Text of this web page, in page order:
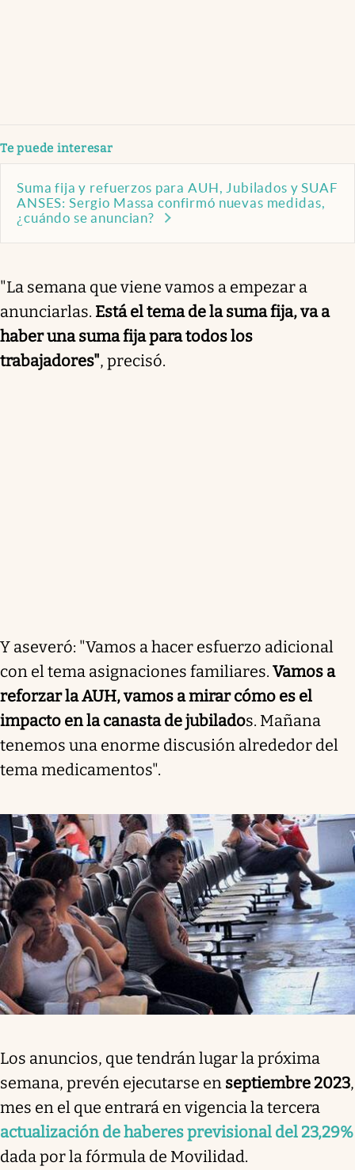
Te puede interesar
Suma fija y refuerzos para AUH, Jubilados y SUAF
ANSES: Sergio Massa confirmó nuevas medidas,
¿cuándo se anuncian?
"La semana que viene vamos a empezar a
anunciarlas. Está el tema de la suma fija, va a
haber una suma fija para todos los
trabajadores", precisó.
Y aseveró: "Vamos a hacer esfuerzo adicional
con el tema asignaciones familiares. Vamos a
reforzar la AUH, vamos a mirar cómo es el
impacto en la canasta de jubilados. Mañana
tenemos una enorme discusión alrededor del
tema medicamentos".
Los anuncios, que tendrán lugar la próxima
semana, prevén ejecutarse en septiembre 2023,
mes en el que entrará en vigencia la tercera
actualización de haberes previsional del 23,29%
dada por la fórmula de Movilidad.